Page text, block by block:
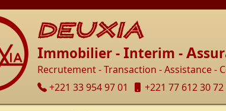
DEUXIA
Immobilier -Interim -A
Recrutement - Transaction - Assistance -
+221 33 954 97 01
+221 77 612 30 72